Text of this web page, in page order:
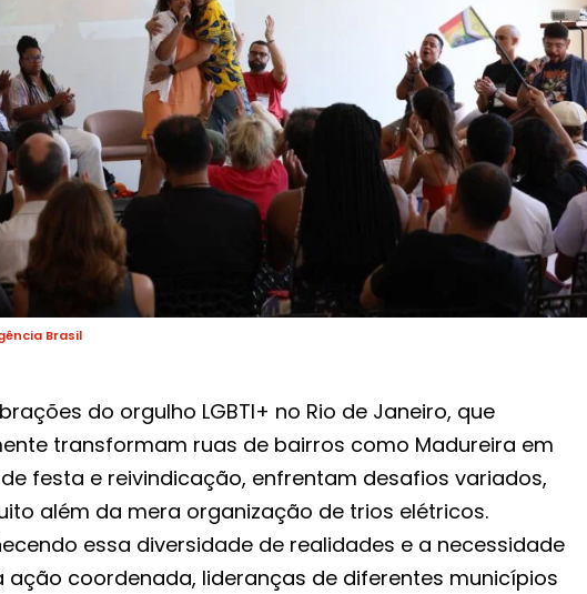
Brasil
do orgulho LGBTI+ no Rio de Janeiro, que
transformam ruas de bairros como Madureira em
festa e reivindicação, enfrentam desafios variados,
além da mera organização de trios elétricos.
essa diversidade de realidades e a necessidade
ação coordenada, lideranças de diferentes municípios